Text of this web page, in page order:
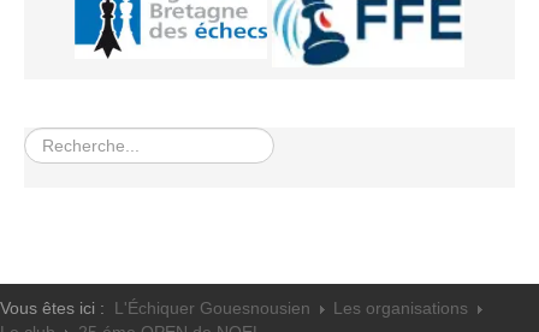
Rechercher
Vous êtes ici : L'Échiquer Gouesnousien
Les organisations